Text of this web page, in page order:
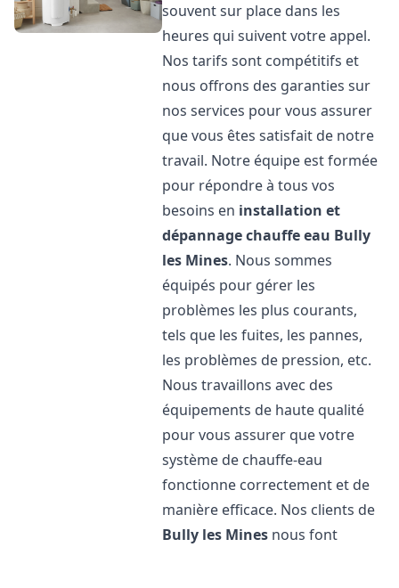
souvent sur place dans les
heures qui suivent votre appel.
Nos tarifs sont compétitifs et
nous offrons des garanties sur
nos services pour vous assurer
que vous êtes satisfait de notre
travail. Notre équipe est formée
pour répondre à tous vos
besoins en installation et
dépannage chauffe eau Bully
les Mines. Nous sommes
équipés pour gérer les
problèmes les plus courants,
tels que les fuites, les pannes,
les problèmes de pression, etc.
Nous travaillons avec des
équipements de haute qualité
pour vous assurer que votre
système de chauffe-eau
fonctionne correctement et de
manière efficace. Nos clients de
Bully les Mines nous font